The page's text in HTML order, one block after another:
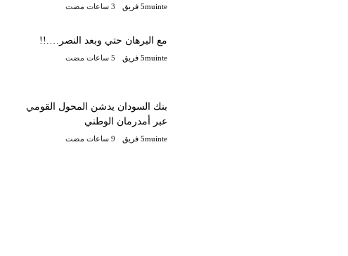
5muinte فريق
مع البرهان حتي وبعد النصر….!!
5muinte فريق
بنك السودان يدشن المحول القومي
عبر أمدرمان الوطني
5muinte فريق